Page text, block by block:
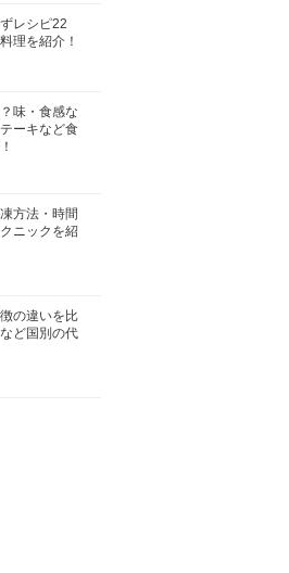
レシピ22
理を紹介！
味・食感な
ーキなど食
方法・時間
ニックを紹
の違いを比
ど国別の代